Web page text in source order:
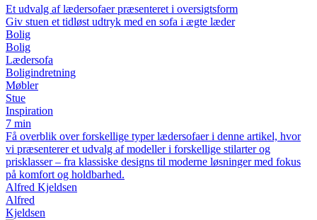
Et udvalg af lædersofaer præsenteret i oversigtsform
Giv stuen et tidløst udtryk med en sofa i ægte læder
Bolig
Bolig
Lædersofa
Boligindretning
Møbler
Stue
Inspiration
7 min
Få overblik over forskellige typer lædersofaer i denne artikel, hvor
vi præsenterer et udvalg af modeller i forskellige stilarter og
prisklasser – fra klassiske designs til moderne løsninger med fokus
på komfort og holdbarhed.
Alfred Kjeldsen
Alfred
Kjeldsen